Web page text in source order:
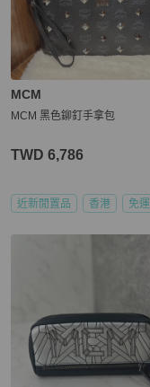
MCM
MCM 黑色鉚釘手拿包
TWD 6,786
近新閒置品 香港 免運